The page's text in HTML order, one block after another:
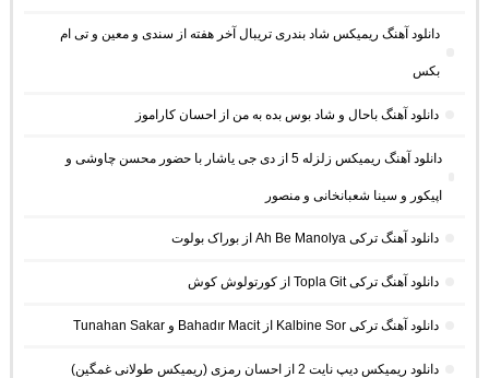
دانلود آهنگ ریمیکس شاد بندری تریبال آخر هفته از سندی و معین و تی ام
بکس
دانلود آهنگ باحال و شاد بوس بده به من از احسان کاراموز
دانلود آهنگ ریمیکس زلزله 5 از دی جی یاشار با حضور محسن چاوشی و
اپیکور و سینا شعبانخانی و منصور
دانلود آهنگ ترکی Ah Be Manolya از بوراک بولوت
دانلود آهنگ ترکی Topla Git از کورتولوش کوش
دانلود آهنگ ترکی Kalbine Sor از Bahadır Macit و Tunahan Sakar
دانلود ریمیکس دیپ نایت 2 از احسان رمزی (ریمیکس طولانی غمگین)